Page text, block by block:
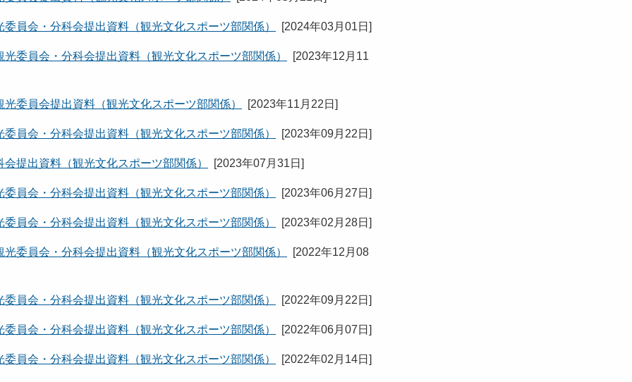
員会・分科会提出資料（観光文化スポーツ部関係） [2024年03月01日 ]
委員会・分科会提出資料（観光文化スポーツ部関係） [2023年12月11
委員会提出資料（観光文化スポーツ部関係） [2023年11月22日 ]
員会・分科会提出資料（観光文化スポーツ部関係） [2023年09月22日 ]
提出資料（観光文化スポーツ部関係） [2023年07月31日 ]
員会・分科会提出資料（観光文化スポーツ部関係） [2023年06月27日 ]
員会・分科会提出資料（観光文化スポーツ部関係） [2023年02月28日 ]
委員会・分科会提出資料（観光文化スポーツ部関係） [2022年12月08
員会・分科会提出資料（観光文化スポーツ部関係） [2022年09月22日 ]
員会・分科会提出資料（観光文化スポーツ部関係） [2022年06月07日 ]
員会・分科会提出資料（観光文化スポーツ部関係） [2022年02月14日 ]